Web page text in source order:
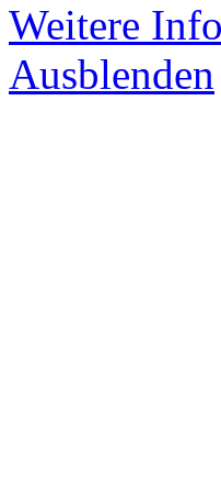
Weitere
Ausblenden